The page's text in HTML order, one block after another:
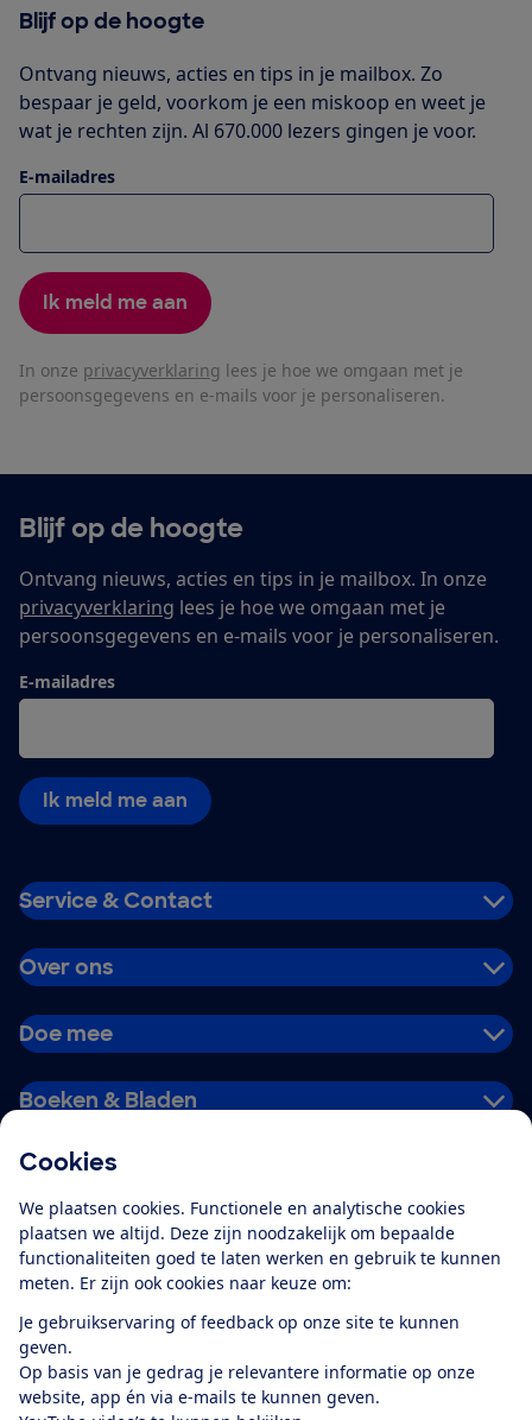
Cookies
We plaatsen cookies. Functionele en analytische cookies
plaatsen we altijd. Deze zijn noodzakelijk om bepaalde
functionaliteiten goed te laten werken en gebruik te kunnen
meten. Er zijn ook cookies naar keuze om:
Je gebruikservaring of feedback op onze site te kunnen
geven.
Op basis van je gedrag je relevantere informatie op onze
website, app én via e-mails te kunnen geven.
Blijf op de hoogte
Ontvang nieuws, acties en tips in je mailbox. Zo
bespaar je geld, voorkom je een miskoop en weet je
wat je rechten zijn. Al 670.000 lezers gingen je voor.
E-mailadres
Ik meld me aan
In onze privacyverklaring lees je hoe we omgaan met je
persoonsgegevens en e-mails voor je personaliseren.
Blijf op de hoogte
Ontvang nieuws, acties en tips in je mailbox. In onze
privacyverklaring lees je hoe we omgaan met je
persoonsgegevens en e-mails voor je personaliseren.
E-mailadres
Ik meld me aan
Service & Contact
Over ons
Doe mee
Boeken & Bladen
Alles over de
app
Algemene Voorwaarden
Privacyverklaring